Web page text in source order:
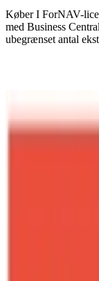
Køber I ForNAV-
med Business
ubegrænset antal